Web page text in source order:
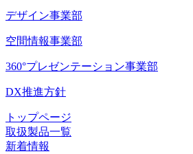
デザイン事業部
空間情報事業部
360°プレゼンテーション事業部
DX推進方針
トップページ
取扱製品一覧
新着情報